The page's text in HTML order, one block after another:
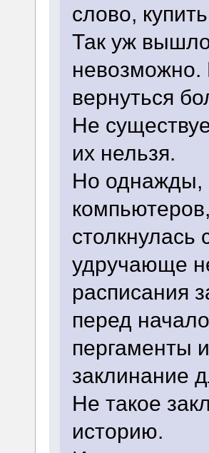
слово,
Так уж
невозможно.
вернуться
Не
их нельзя.
Но однажды,
удручающе
расписания
перед
пергаменты
заклинание
Не такое
историю.